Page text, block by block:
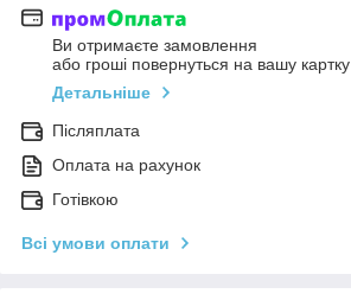
Ви отримаєте замовлення
або гроші повернуться на вашу картку
Детальніше
Післяплата
Оплата на рахунок
Готівкою
Всі умови оплати